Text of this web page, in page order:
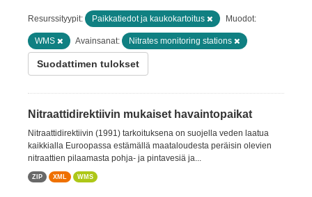
Resurssityypit: Paikkatiedot ja kaukokartoitus Muodot:
WMS Avainsanat: Nitrates monitoring stations
Suodattimen tulokset
Nitraattidirektiivin mukaiset havaintopaikat
Nitraattidirektiivin (1991) tarkoituksena on suojella veden laatua
kaikkialla Euroopassa estämällä maataloudesta peräisin olevien
nitraattien pilaamasta pohja- ja pintavesiä ja...
ZIP XML WMS